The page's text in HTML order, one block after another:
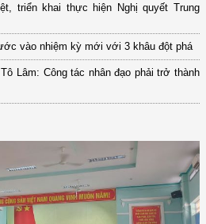
triển khai thực hiện Nghị quyết Trung
vào nhiệm kỳ mới với 3 khâu đột phá
Lâm: Công tác nhân đạo phải trở thành